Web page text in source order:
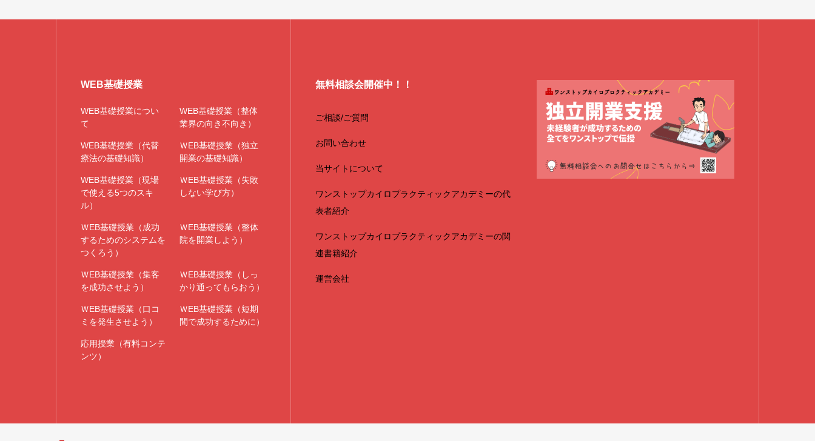
WEB基礎授業
WEB基礎授業につい
て
WEB基礎授業（整体
業界の向き不向き）
WEB基礎授業（代替
療法の基礎知識）
ＷEB基礎授業（独立
開業の基礎知識）
WEB基礎授業（現場
で使える5つのスキ
ル）
ＷEB基礎授業（失敗
しない学び方）
ＷEB基礎授業（成功
するためのシステムを
つくろう）
ＷEB基礎授業（整体
院を開業しよう）
ＷEB基礎授業（集客
を成功させよう）
ＷEB基礎授業（しっ
かり通ってもらおう）
ＷEB基礎授業（口コ
ミを発生させよう）
ＷEB基礎授業（短期
間で成功するために）
応用授業（有料コンテ
ンツ）
無料相談会開催中！！
ご相談/ご質問
お問い合わせ
当サイトについて
ワンストップカイロプラクティックアカデミーの代
表者紹介
ワンストップカイロプラクティックアカデミーの関
連書籍紹介
運営会社